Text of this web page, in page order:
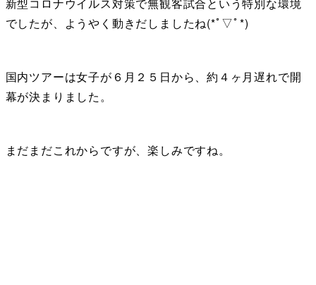
でしたが、ようやく動きだしましたね(*ﾟ▽ﾟ*)
国内ツアーは女子が６月２５日から、約４ヶ月遅れで開
幕が決まりました。
まだまだこれからですが、楽しみですね。